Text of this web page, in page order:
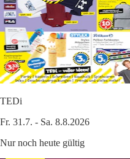
TEDi
Fr. 31.7. - Sa. 8.8.2026
Nur noch heute gültig